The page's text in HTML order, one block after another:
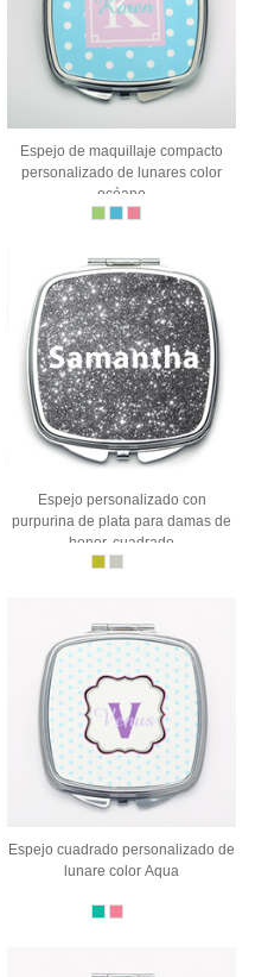
Espejo de maquillaje compacto
personalizado de lunares color
océano
Espejo personalizado con
purpurina de plata para damas de
honor, cuadrado
Espejo cuadrado personalizado de
lunare color Aqua